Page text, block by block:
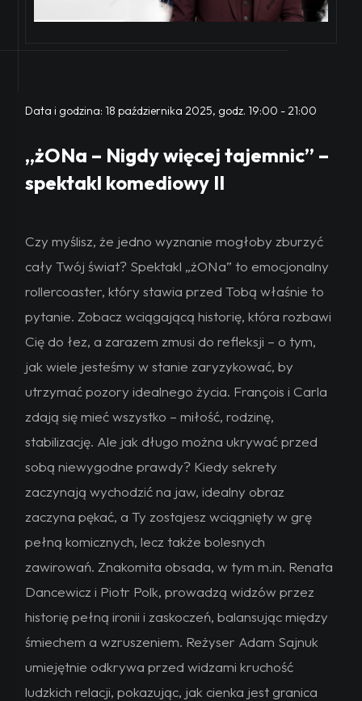
Data i godzina:18 października 2025, godz. 19:00 -21:00
„żONa – Nigdy więcej tajemnic” –
spektakl komediowy II
Czy myślisz, że jedno wyznanie mogłoby zburzyć
cały Twój świat? Spektakl „żONa” to emocjonalny
rollercoaster, który stawia przed Tobą właśnie to
pytanie. Zobacz wciągającą historię, która rozbawi
Cię do łez, a zarazem zmusi do refleksji – o tym,
jak wiele jesteśmy w stanie zaryzykować, by
utrzymać pozory idealnego życia. François i Carla
zdają się mieć wszystko – miłość, rodzinę,
stabilizację. Ale jak długo można ukrywać przed
sobą niewygodne prawdy? Kiedy sekrety
zaczynają wychodzić na jaw, idealny obraz
zaczyna pękać, a Ty zostajesz wciągnięty w grę
pełną komicznych, lecz także bolesnych
zawirowań. Znakomita obsada, w tym m.in. Renata
Dancewicz i Piotr Polk, prowadzą widzów przez
historię pełną ironii i zaskoczeń, balansując między
śmiechem a wzruszeniem. Reżyser Adam Sajnuk
umiejętnie odkrywa przed widzami kruchość
ludzkich relacji, pokazując, jak cienka jest granica